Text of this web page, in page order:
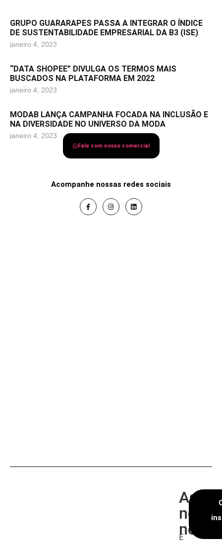
GRUPO GUARARAPES PASSA A INTEGRAR O ÍNDICE
DE SUSTENTABILIDADE EMPRESARIAL DA B3 (ISE)
janeiro 4, 2023
“DATA SHOPEE” DIVULGA OS TERMOS MAIS
BUSCADOS NA PLATAFORMA EM 2022
janeiro 4, 2023
MODAB LANÇA CAMPANHA FOCADA NA INCLUSÃO E
NA DIVERSIDADE NO UNIVERSO DA MODA
janeiro 4, 2023
Fale com nosso comercial
Acompanhe nossas redes sociais
nossa
E